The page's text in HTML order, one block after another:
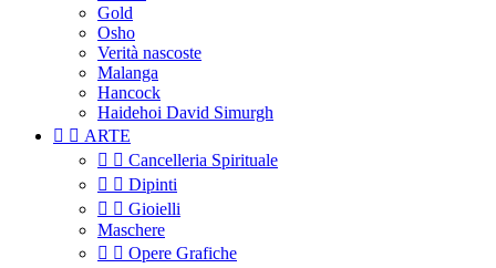
Gold
Osho
Verità nascoste
Malanga
Hancock
Haidehoi David Simurgh
  ARTE
  Cancelleria Spirituale
  Dipinti
  Gioielli
Maschere
  Opere Grafiche